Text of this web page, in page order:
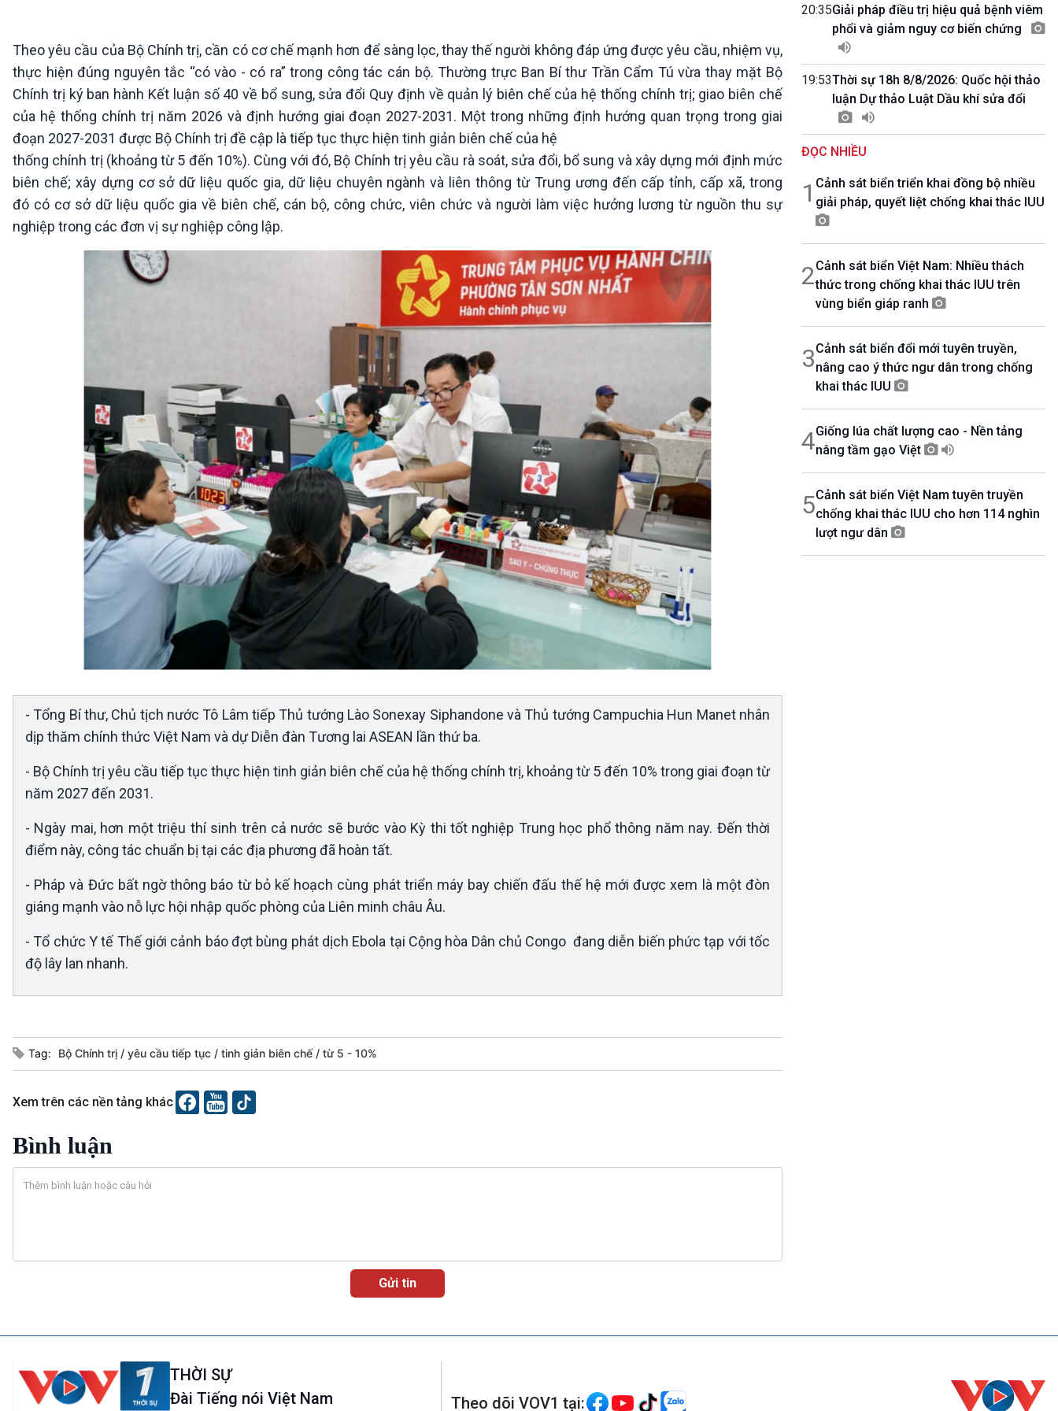
Tài nguyên và Môi trường
Chuyên gia của bạn
Xã hội chuyển động
Bước chân đến trường
khí hậu
E-Magazine
10 phút Sự kiện - Luận bàn
Câu chuyện thời sự
Đối thoại
Diễn đàn chủ nhật
Chuyện đêm
VOV1 đặc biệt
Thanh âm ký sự
Chân dung cuộc sống
Các chương trình đặc biệt
Theo yêu cầu của Bộ Chính trị, cần có cơ chế mạnh hơn để sàng lọc, thay thế người không đáp ứng được yêu cầu, nhiệm vụ,
thực hiện đúng nguyên tắc “có vào - có ra” trong công tác cán bộ. Thường trực Ban Bí thư Trần Cẩm Tú vừa thay mặt Bộ
Chính trị ký ban hành Kết luận số 40 về bổ sung, sửa đổi Quy định về quản lý biên chế của hệ thống chính trị; giao biên chế
của hệ thống chính trị năm 2026 và định hướng giai đoạn 2027-2031. Một trong những định hướng quan trọng trong giai
đoạn 2027-2031 được Bộ Chính trị đề cập là tiếp tục thực hiện tinh giản biên chế của hệ
thống chính trị (khoảng từ 5 đến 10%). Cùng với đó, Bộ Chính trị yêu cầu rà soát, sửa đổi, bổ sung và xây dựng mới định mức
biên chế; xây dựng cơ sở dữ liệu quốc gia, dữ liệu chuyên ngành và liên thông từ Trung ương đến cấp tỉnh, cấp xã, trong
đó có cơ sở dữ liệu quốc gia về biên chế, cán bộ, công chức, viên chức và người làm việc hưởng lương từ nguồn thu sự
nghiệp trong các đơn vị sự nghiệp công lập.
- Tổng Bí thư, Chủ tịch nước Tô Lâm tiếp Thủ tướng Lào Sonexay Siphandone và Thủ tướng Campuchia Hun Manet nhân
dịp thăm chính thức Việt Nam và dự Diễn đàn Tương lai ASEAN lần thứ ba.
- Bộ Chính trị yêu cầu tiếp tục thực hiện tinh giản biên chế của hệ thống chính trị, khoảng từ 5 đến 10% trong giai đoạn từ
năm 2027 đến 2031.
- Ngày mai, hơn một triệu thí sinh trên cả nước sẽ bước vào Kỳ thi tốt nghiệp Trung học phổ thông năm nay. Đến thời
điểm này, công tác chuẩn bị tại các địa phương đã hoàn tất.
- Pháp và Đức bất ngờ thông báo từ bỏ kế hoạch cùng phát triển máy bay chiến đấu thế hệ mới được xem là một đòn
giáng mạnh vào nỗ lực hội nhập quốc phòng của Liên minh châu Âu.
- Tổ chức Y tế Thế giới cảnh báo đợt bùng phát dịch Ebola tại Cộng hòa Dân chủ Congo đang diễn biến phức tạp với tốc
độ lây lan nhanh.
Tag: Bộ Chính trị yêu cầu tiếp tục tinh giản biên chế từ 5 - 10%
Xem trên các nền tảng khác
Bình luận
20:35Giải pháp điều trị hiệu quả bệnh viêm
phổi và giảm nguy cơ biến chứng
19:53Thời sự 18h 8/8/2026: Quốc hội thảo
luận Dự thảo Luật Dầu khí sửa đổi
ĐỌC NHIỀU
1 Cảnh sát biển triển khai đồng bộ nhiều
giải pháp, quyết liệt chống khai thác IUU
2Cảnh sát biển Việt Nam: Nhiều thách
thức trong chống khai thác IUU trên
vùng biển giáp ranh
3Cảnh sát biển đổi mới tuyên truyền,
nâng cao ý thức ngư dân trong chống
khai thác IUU
4Giống lúa chất lượng cao - Nền tảng
nâng tầm gạo Việt
5Cảnh sát biển Việt Nam tuyên truyền
chống khai thác IUU cho hơn 114 nghìn
lượt ngư dân
THỜI SỰ
Đài Tiếng nói Việt Nam
Theo dõi VOV1 tại: